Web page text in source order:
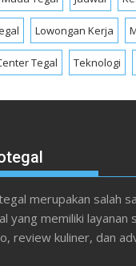
Lowongan Kerja
Tegal Teknologi
merupakan salah
yang memiliki
review kuliner, dan